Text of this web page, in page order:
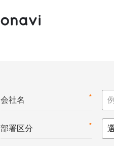
*
会社名
*
部署区分